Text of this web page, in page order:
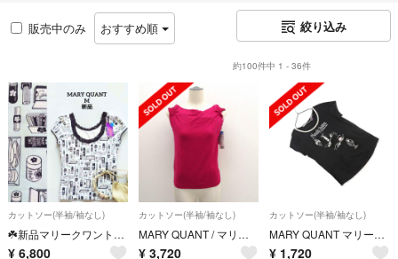
販売中のみ おすすめ順 絞り込み
約100件中 1 - 36件
カットソー(半袖/袖なし)
☘️新品マリークワントMARY QUANTレース コスメ半袖カットソーM水色
¥ 6,800
カットソー(半袖/袖なし)
MARY QUANT / マリークワント ◆カットソー/ノースリーブ/レッド/サイズM/タグ付き 251-602045-090-3 【レディース/ガールズ/LADY/女性/婦人】 レディースファッション【中古】 [0220560528]
¥ 3,720
カットソー(半袖/袖なし)
MARY QUANT マリークワント プリント カットソー sizeM/黒 ■◆ レディース
¥ 1,720